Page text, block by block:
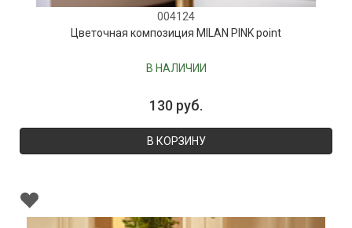
004124
Цветочная композиция MILAN PINK point
В НАЛИЧИИ
130 руб.
В КОРЗИНУ